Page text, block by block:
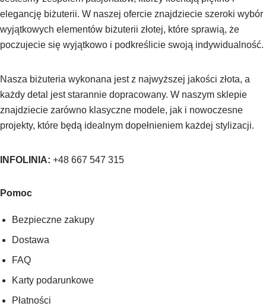
elegancję biżuterii. W naszej ofercie znajdziecie szeroki wybór
wyjątkowych elementów biżuterii złotej, które sprawią, że
poczujecie się wyjątkowo i podkreślicie swoją indywidualność.
Nasza biżuteria wykonana jest z najwyższej jakości złota, a
każdy detal jest starannie dopracowany. W naszym sklepie
znajdziecie zarówno klasyczne modele, jak i nowoczesne
projekty, które będą idealnym dopełnieniem każdej stylizacji.
INFOLINIA: +48 667 547 315
Pomoc
Bezpieczne zakupy
Dostawa
FAQ
Karty podarunkowe
Płatności